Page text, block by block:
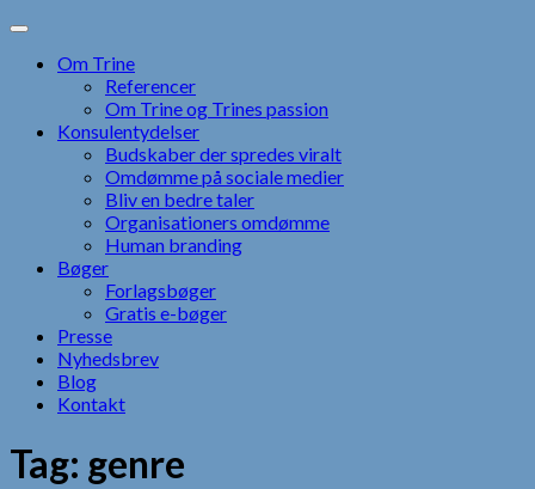
Skip
contentOm Trine
Referencer
Om Trine og Trines passion
Konsulentydelser
Budskaber der spredes viralt
Omdømme på sociale medier
Bliv en bedre taler
Organisationers omdømme
Human branding
Bøger
Forlagsbøger
Gratis e-bøger
Presse
Nyhedsbrev
Blog
Kontakt
Tag: genre